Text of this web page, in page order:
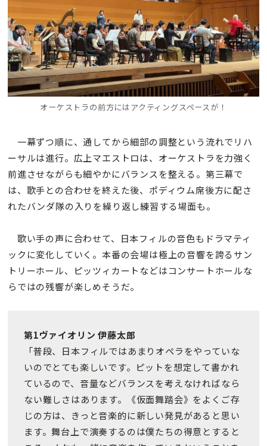
オーケストラの前方にはアクティングスペースが！
一幕ずつ順に、通してから細部の調整という流れでリハ
ーサルは進行。広上マエストロは、オーケストラを力強く
前進させながらも細やかにバランスを整える。第三幕で
は、歌手との合わせを終えた後、ポディウム席後方に配さ
れたバンダ隊の入りを繰り返し練習する場面も。
歌い手の声に合わせて、日本フィルの音色もドラマティ
ックに変化していく。本番の会場は極上の音響を誇るサン
トリーホール、ピッツィカートなどはコンサートホールな
らではの残響が楽しめそうだ。
第1ヴァイオリン 伊藤太郎
「普段、日本フィルではあまりオペラをやっていな
いのでとても楽しいです。ピットを想定して書かれ
ているので、音量などバランスを考えなければなら
ない難しさはあります。《仮面舞踏会》をよくご存
じの方は、きっと音楽的に新しい発見があると思い
ます。舞台上で演奏するのは僕たちの得意とすると